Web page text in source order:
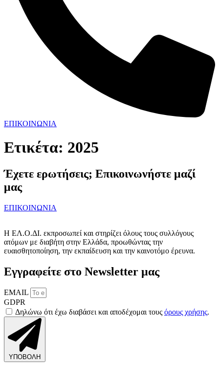
ΕΠΙΚΟΙΝΩΝΙΑ
Ετικέτα: 2025
Έχετε ερωτήσεις; Επικοινωνήστε μαζί
μας
ΕΠΙΚΟΙΝΩΝΙΑ
Η ΕΛ.Ο.ΔΙ. εκπροσωπεί και στηρίζει όλους τους συλλόγους
ατόμων με διαβήτη στην Ελλάδα, προωθώντας την
ευαισθητοποίηση, την εκπαίδευση και την καινοτόμο έρευνα.
Εγγραφείτε στο Newsletter μας
EMAIL
GDPR
Δηλώνω ότι έχω διαβάσει και αποδέχομαι τους όρους χρήσης.
ΥΠΟΒΟΛΗ